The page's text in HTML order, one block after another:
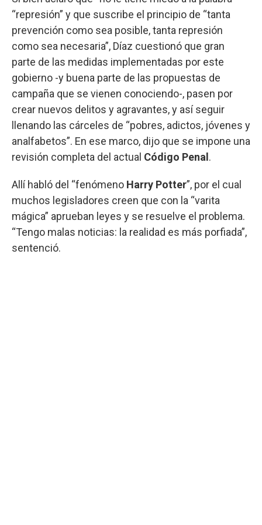
“represión” y que suscribe el principio de “tanta
prevención como sea posible, tanta represión
como sea necesaria”, Díaz cuestionó que gran
parte de las medidas implementadas por este
gobierno -y buena parte de las propuestas de
campaña que se vienen conociendo-, pasen por
crear nuevos delitos y agravantes, y así seguir
llenando las cárceles de “pobres, adictos, jóvenes y
analfabetos”. En ese marco, dijo que se impone una
revisión completa del actual Código Penal .
Allí habló del “fenómeno Harry Potter”, por el cual
muchos legisladores creen que con la “varita
mágica” aprueban leyes y se resuelve el problema.
“Tengo malas noticias: la realidad es más porfiada”,
sentenció.